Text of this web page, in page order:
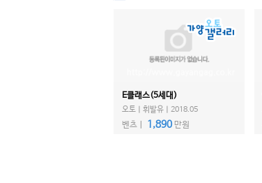
르노
리비안
E클래스(5세대)
오토ㅣ휘발유ㅣ2018.05
벤츠ㅣ 1,890 만원